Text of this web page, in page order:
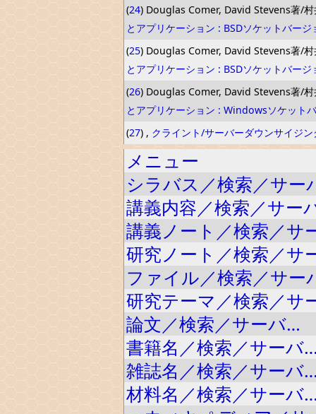
(24) Douglas Comer, David Stevens著/
とアプリケーション : BSDソケットバージ
(25) Douglas Comer, David Stevens著/
とアプリケーション : BSDソケットバージ
(26) Douglas Comer, David Stevens著/
とアプリケーション : Windowsソケット
(27) , クライント/サーバーダウンサイジン
メニュー
シラバス／検索／サー
講義内容／検索／サー
講義ノート／検索／サ
研究ノート／検索／サ
ファイル／検索／サー
研究テーマ／検索／サ
論文／検索／サーバ…
書籍名／検索／サーバ
雑誌名／検索／サーバ
材料名／検索／サーバ